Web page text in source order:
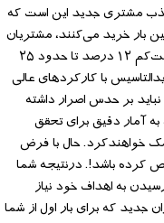
مشتری جدید این است که
بار خرید می‌کنند، مشتریان
دائمی جدید می‌شوند؟ براساس تجربه‌ی ما، دست‌کم ۱۲ درصد تا حدود ۲۵
جدیدالتاسیس با کارکردهای عالی
بر حدس اصرار داشته
آمار دقیق برای تحقق
حال با فرض
را ۲۵ درصد مشخص کرده باشد!. درنتیجه شما
برای رسیدن به اهداف خود نیاز
جدید که برای بار اول از شما